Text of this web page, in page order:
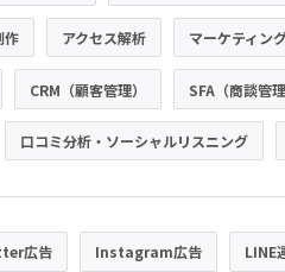
作 アクセス解析 マーケティン
CRM（顧客管理） SFA（商談管理
口コミ分析・ソーシャルリスニング
広告 Instagram広告 LINE